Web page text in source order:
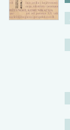
ISSN